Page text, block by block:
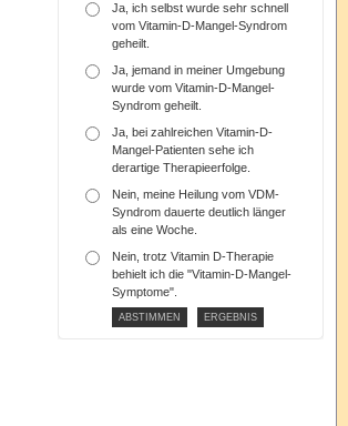
Ja, ich selbst wurde sehr schnell
vom Vitamin-D-Mangel-Syndrom
geheilt.
Ja, jemand in meiner Umgebung
wurde vom Vitamin-D-Mangel-
Syndrom geheilt.
Ja, bei zahlreichen Vitamin-D-
Mangel-Patienten sehe ich
derartige Therapieerfolge.
Nein, meine Heilung vom VDM-
Syndrom dauerte deutlich länger
als eine Woche.
Nein, trotz Vitamin D-Therapie
behielt ich die "Vitamin-D-Mangel-
Symptome".